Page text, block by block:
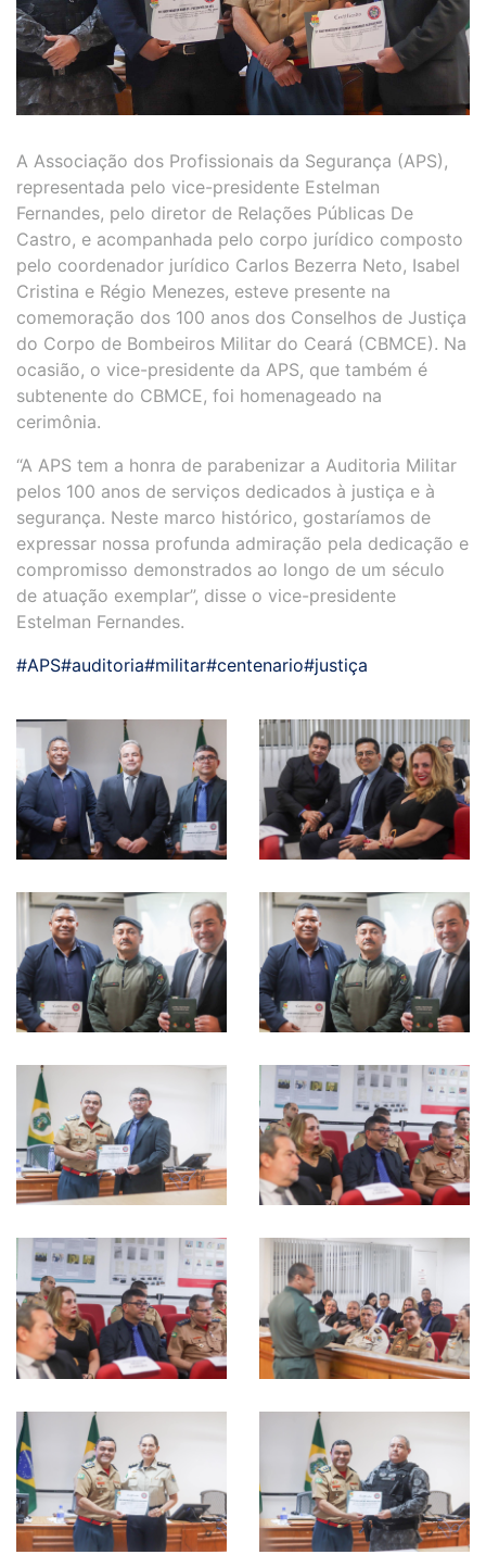
A Associação dos Profissionais da Segurança (APS),
representada pelo vice-presidente Estelman
Fernandes, pelo diretor de Relações Públicas De
Castro, e acompanhada pelo corpo jurídico composto
pelo coordenador jurídico Carlos Bezerra Neto, Isabel
Cristina e Régio Menezes, esteve presente na
comemoração dos 100 anos dos Conselhos de Justiça
do Corpo de Bombeiros Militar do Ceará (CBMCE). Na
ocasião, o vice-presidente da APS, que também é
subtenente do CBMCE, foi homenageado na
cerimônia.
“A APS tem a honra de parabenizar a Auditoria Militar
pelos 100 anos de serviços dedicados à justiça e à
segurança. Neste marco histórico, gostaríamos de
expressar nossa profunda admiração pela dedicação e
compromisso demonstrados ao longo de um século
de atuação exemplar”, disse o vice-presidente
Estelman Fernandes.
#APS#auditoria#militar#centenario#justiça